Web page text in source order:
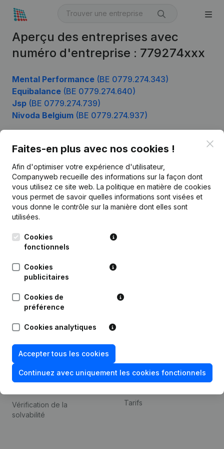
Aperçu des entreprises avec
numéro d'entreprise : 779274xxx
Mental Performance (BE 0779.274.343)
Equibalance (BE 0779.274.640)
Jsp (BE 0779.274.739)
Nivoda Belgium (BE 0779.274.937)
Faites-en plus avec nos cookies !
Afin d'optimiser votre expérience d'utilisateur,
Companyweb recueille des informations sur la façon dont
vous utilisez ce site web. La politique en matière de cookies
vous permet de savoir quelles informations sont visées et
vous donne le contrôle sur la manière dont elles sont
utilisées.
Cookies
fonctionnels
Cookies
publicitaires
Cookies de
préférence
Cookies analytiques
Accepter tous les cookies
Continuez avec uniquement les cookies fonctionnels
Français
Leuvensesteenweg
248D,
Produit
Informations d’entreprise
Monitoring
Recherche internationale
Thème
de la fraude
Consulter des comptes
annuels
Recherche de numéro de
Vérification de la
solvabilité
Contact
Tarifs